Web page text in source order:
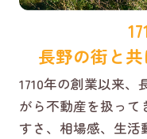
長野の街と
1710年の創業以来、
がら不動産を扱って
すさ、相場感、生活